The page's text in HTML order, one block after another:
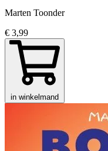
Marten Toonder
€ 3,99
in winkelmand